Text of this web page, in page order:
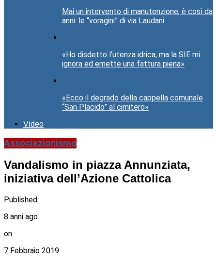
Mai un intervento di manutenzione, è così da
anni: le “voragini” di via Laudani
«Ho disdetto l’utenza idrica, ma la SIE mi
ignora ed emette una fattura piena»
«Ecco il degrado della cappella comunale
“San Placido” al cimitero»
Video
Associazionismo
Vandalismo in piazza Annunziata,
iniziativa dell’Azione Cattolica
Published
8 anni ago
on
7 Febbraio 2019